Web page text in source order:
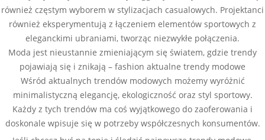
również częstym wyborem w stylizacjach casualowych. Projektanci
również eksperymentują z łączeniem elementów sportowych z
eleganckimi ubraniami, tworząc niezwykłe połączenia.
Moda jest nieustannie zmieniającym się światem, gdzie trendy
pojawiają się i znikają – fashion aktualne trendy modowe
Wśród aktualnych trendów modowych możemy wyróżnić
minimalistyczną elegancję, ekologiczność oraz styl sportowy.
Każdy z tych trendów ma coś wyjątkowego do zaoferowania i
doskonale wpisuje się w potrzeby współczesnych konsumentów.